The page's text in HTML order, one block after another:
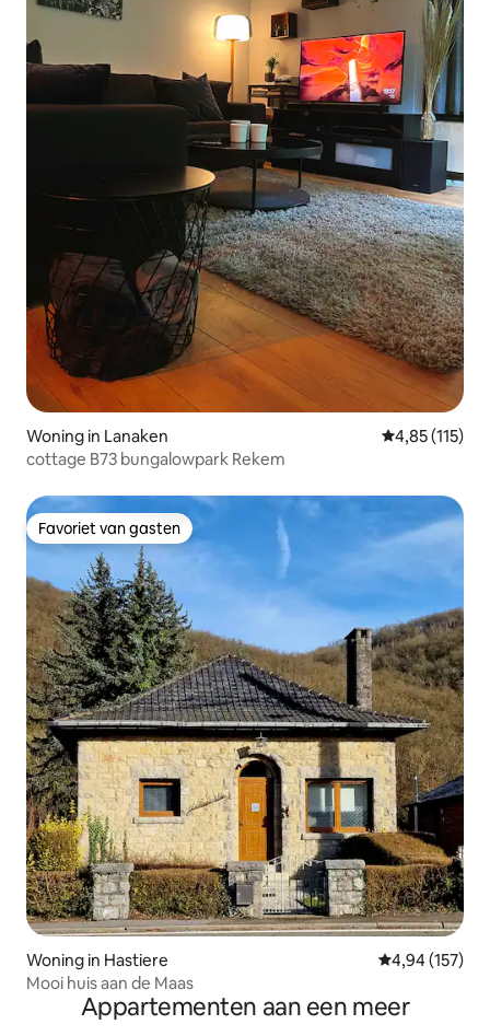
Woning in Lanaken Gemiddelde
4,85 (115)
cottage B73 bungalowpark Rekem
Favoriet van gasten
Favoriet van gasten
Woning in Hastiere Gemiddelde
4,94 (157)
Mooi huis aan de Maas
Appartementen aan een meer